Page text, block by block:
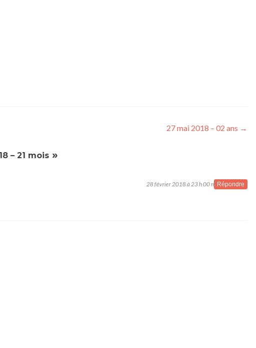
27 mai 2018 – 02 ans →
– 21 mois »
28 février 2018 à 23 h 00 minRépondre